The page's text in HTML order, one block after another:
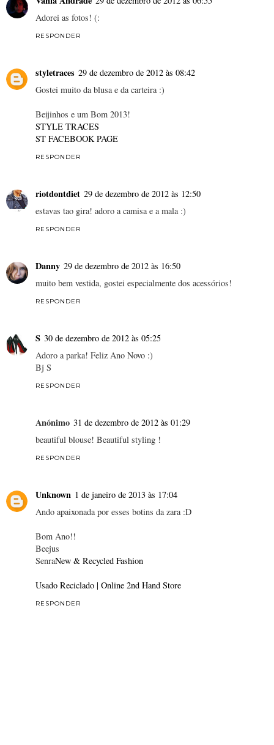
Adorei as fotos! (:
RESPONDER
styletraces 29 de dezembro de 2012 às 08:42
Gostei muito da blusa e da carteira :)
Beijinhos e um Bom 2013!
STYLE TRACES
ST FACEBOOK PAGE
RESPONDER
riotdontdiet 29 de dezembro de 2012 às 12:50
estavas tao gira! adoro a camisa e a mala :)
RESPONDER
Danny 29 de dezembro de 2012 às 16:50
muito bem vestida, gostei especialmente dos acessórios!
RESPONDER
S 30 de dezembro de 2012 às 05:25
Adoro a parka! Feliz Ano Novo :)
Bj S
RESPONDER
Anónimo 31 de dezembro de 2012 às 01:29
beautiful blouse! Beautiful styling !
RESPONDER
Unknown 1 de janeiro de 2013 às 17:04
Ando apaixonada por esses botins da zara :D
Bom Ano!!
Beejus
SenraNew & Recycled Fashion
Usado Reciclado | Online 2nd Hand Store
RESPONDER